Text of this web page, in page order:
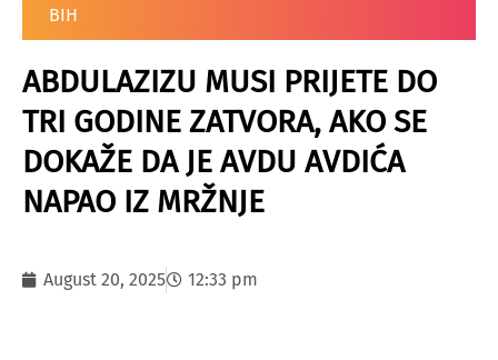
BIH
ABDULAZIZU MUSI PRIJETE DO
TRI GODINE ZATVORA, AKO SE
DOKAŽE DA JE AVDU AVDIĆA
NAPAO IZ MRŽNJE
August 20, 2025 12:33 pm